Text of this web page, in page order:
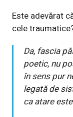
Este adevărat
cele
Da, fascia
poetic, nu
în sens pur
legată de
ca atare